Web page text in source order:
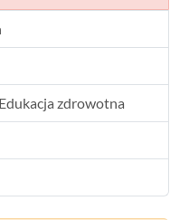
zdrowotna